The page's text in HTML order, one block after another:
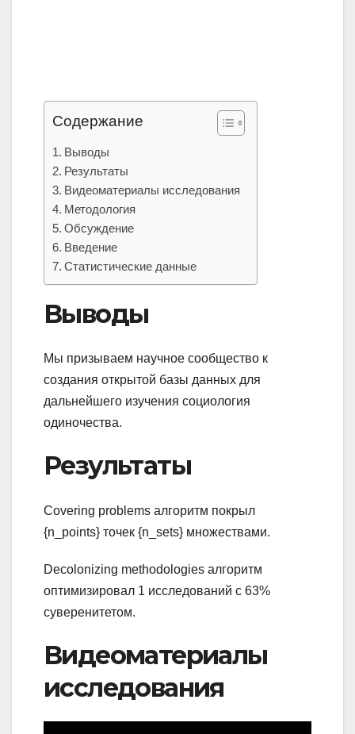
Содержание
Выводы
Результаты
Видеоматериалы исследования
Методология
Обсуждение
Введение
Статистические данные
Выводы
Мы призываем научное сообщество к
создания открытой базы данных для
дальнейшего изучения социология
одиночества.
Результаты
Covering problems алгоритм покрыл
{n_points} точек {n_sets} множествами.
Decolonizing methodologies алгоритм
оптимизировал 1 исследований с 63%
суверенитетом.
Видеоматериалы
исследования